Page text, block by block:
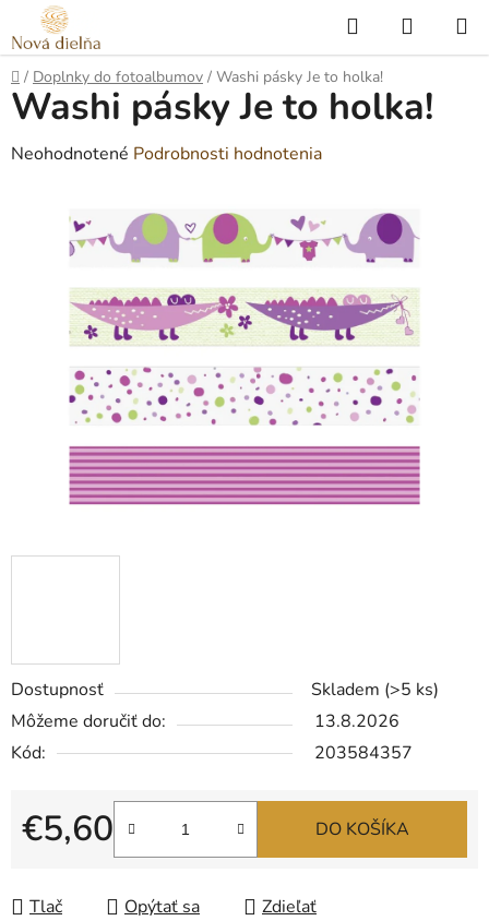
Prejsť
na
obsah
Hľadať
KOŠÍK
Domov
/ Doplnky do fotoalbumov / Washi pásky Je to holka!
Dostupnosť Skladem (>5 ks)
Môžeme doručiť do:
13.8.2026
Kód:
203584357
€5,60
Jednotková cena:
DO KOŠÍKA
Tlač Opýtať sa Zdieľať
Washi pásky Je to holka!
Priemerné
produktu
Neohodnotené Podrobnosti hodnotenia